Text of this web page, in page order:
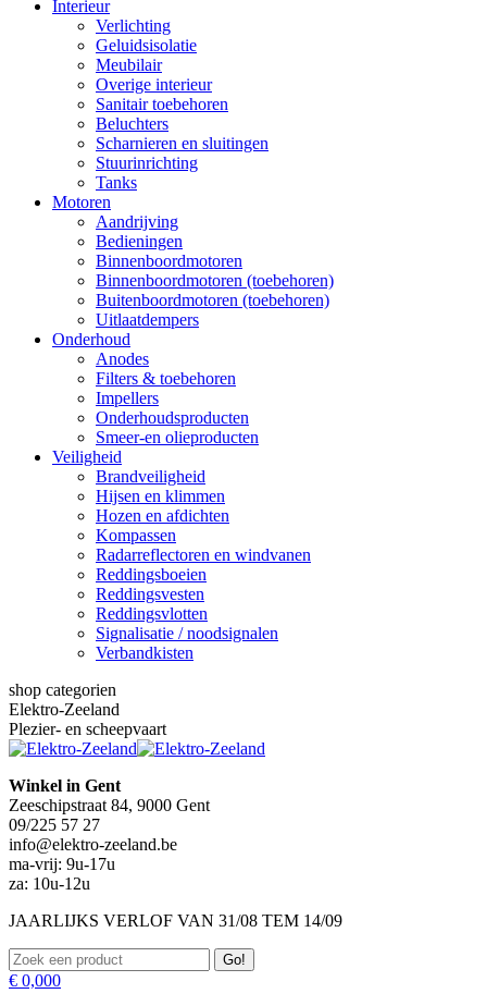
Interieur
Verlichting
Geluidsisolatie
Meubilair
Overige interieur
Sanitair toebehoren
Beluchters
Scharnieren en sluitingen
Stuurinrichting
Tanks
Motoren
Aandrijving
Bedieningen
Binnenboordmotoren
Binnenboordmotoren (toebehoren)
Buitenboordmotoren (toebehoren)
Uitlaatdempers
Onderhoud
Anodes
Filters & toebehoren
Impellers
Onderhoudsproducten
Smeer-en olieproducten
Veiligheid
Brandveiligheid
Hijsen en klimmen
Hozen en afdichten
Kompassen
Radarreflectoren en windvanen
Reddingsboeien
Reddingsvesten
Reddingsvlotten
Signalisatie / noodsignalen
Verbandkisten
shop categorien
Elektro-Zeeland
Plezier- en scheepvaart
Winkel in Gent
Zeeschipstraat 84, 9000 Gent
09/225 57 27
info@elektro-zeeland.be
ma-vrij: 9u-17u
za: 10u-12u
JAARLIJKS VERLOF VAN 31/08 TEM 14/09
Zoeken:
€ 0,000